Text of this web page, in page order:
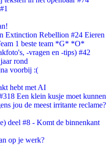
Extinction Rebellion #24 Eieren
1 beste team *G* *O*
-vragen en -tips) #42
rond
voorbij :(
hebt met AI
Een klein kusje moet kunnen
jou de meest irritante reclame?
deel #8 - Komt de binnenkant
op je werk?